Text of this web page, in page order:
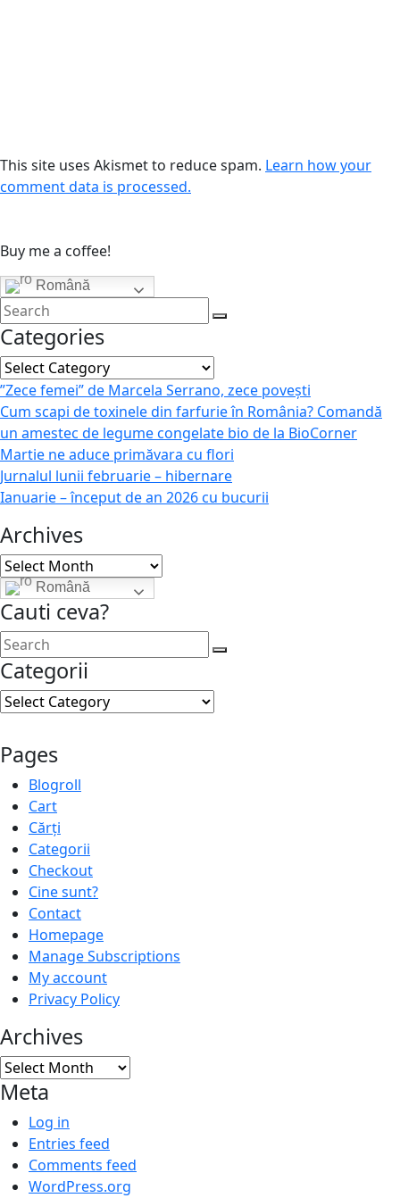
This site uses Akismet to reduce spam. Learn how your
comment data is processed.
Buy me a coffee!
Română
Categories
Categories
”Zece femei” de Marcela Serrano, zece povești
Cum scapi de toxinele din farfurie în România? Comandă
un amestec de legume congelate bio de la BioCorner
Martie ne aduce primăvara cu flori
Jurnalul lunii februarie – hibernare
Ianuarie – început de an 2026 cu bucurii
Archives
Archives
Română
Cauti ceva?
Categorii
Categorii
Pages
Blogroll
Cart
Cărți
Categorii
Checkout
Cine sunt?
Contact
Homepage
Manage Subscriptions
My account
Privacy Policy
Archives
Archives
Meta
Log in
Entries feed
Comments feed
WordPress.org